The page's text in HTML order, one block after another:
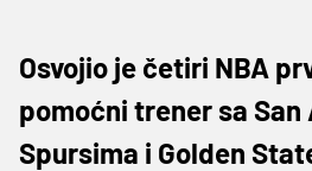
Osvojio je četiri NBA
pomoćni trener sa San
Spursima i Golden